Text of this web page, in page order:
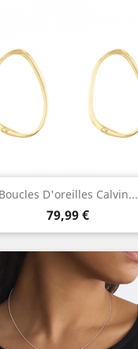
Boucles D'oreilles Calvin...
Prix
79,99 €